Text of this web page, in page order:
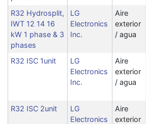
R32 Hydrosplit,
IWT 12 14 16
kW 1 phase & 3
phases
LG
Electronics
Inc.
Aire
exterior
/ agua
R32 ISC 1unit
LG
Electronics
Inc.
Aire
exterior
/ agua
R32 ISC 2unit
LG
Electronics
Aire
exterior